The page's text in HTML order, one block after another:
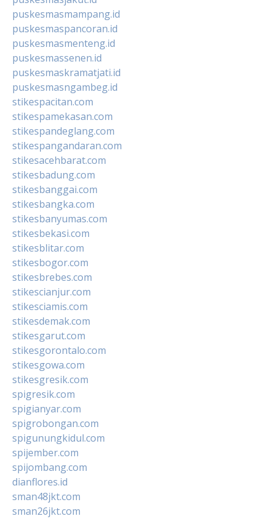
puskesmasmampang.id
puskesmaspancoran.id
puskesmasmenteng.id
puskesmassenen.id
puskesmaskramatjati.id
puskesmasngambeg.id
stikespacitan.com
stikespamekasan.com
stikespandeglang.com
stikespangandaran.com
stikesacehbarat.com
stikesbadung.com
stikesbanggai.com
stikesbangka.com
stikesbanyumas.com
stikesbekasi.com
stikesblitar.com
stikesbogor.com
stikesbrebes.com
stikescianjur.com
stikesciamis.com
stikesdemak.com
stikesgarut.com
stikesgorontalo.com
stikesgowa.com
stikesgresik.com
spigresik.com
spigianyar.com
spigrobongan.com
spigunungkidul.com
spijember.com
spijombang.com
dianflores.id
sman48jkt.com
sman26jkt.com